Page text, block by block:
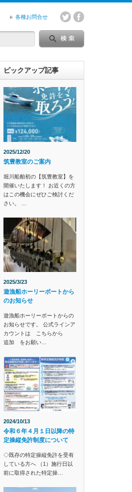
各種お問合せ
ピックアップ記事
2025/12/20
筑豊教室のご案内
堀川船舶初の【筑豊教室】を
開催いたします！ お近くの方
はこの機会にぜひご検討くだ
さい。 …
2025/3/23
遊漁船ホーリーボートから
のお知らせ
遊漁船ホーリーボートからの
お知らせです。 公式ラインア
カウントは こちらから
追加 をお願い…
2024/10/13
令和６年４月１日以降の特
定操縦免許制度について
◇既存の特定操縦免許を受有
している方へ （1）施行日以
前に取得された特定操…